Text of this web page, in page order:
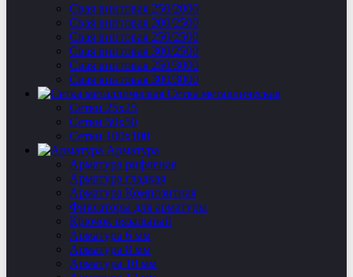
Свая винтовая 250/2000
Свая винтовая 200/2500
Свая винтовая 250/2500
Свая винтовая 300/2500
Свая винтовая 250/3000
Свая винтовая 300/3000
Сетка металлическая
Сетки 25х25
Сетки 50х50
Сетки 100х100
Арматура
Арматура рифленая
Арматура гладкая
Арматура Композитная
Фиксаторы для арматуры
Крючок вязальный
Арматура 6 мм
Арматура 8 мм
Арматура 10 мм